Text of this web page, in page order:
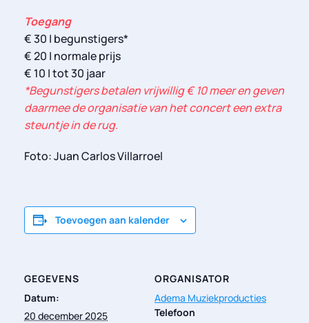
Toegang
€ 30 | begunstigers*
€ 20 | normale prijs
€ 10 | tot 30 jaar
*Begunstigers betalen vrijwillig € 10 meer en geven
daarmee de organisatie van het concert een extra
steuntje in de rug.
Foto: Juan Carlos Villarroel
Toevoegen aan kalender
GEGEVENS
Datum:
20 december 2025
ORGANISATOR
Adema Muziekproducties
Telefoon